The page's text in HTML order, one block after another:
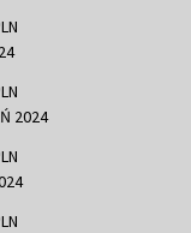
2024